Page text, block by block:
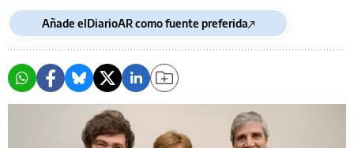
Añade elDiarioAR como fuente preferida